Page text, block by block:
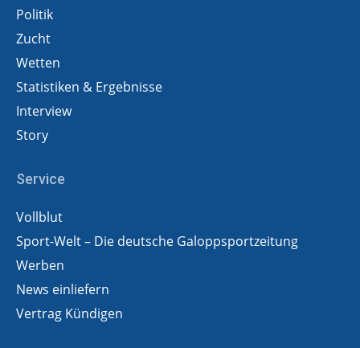
Politik
Zucht
Wetten
Statistiken & Ergebnisse
Interview
Story
Service
Vollblut
Sport-Welt – Die deutsche Galoppsportzeitung
Werben
News einliefern
Vertrag Kündigen